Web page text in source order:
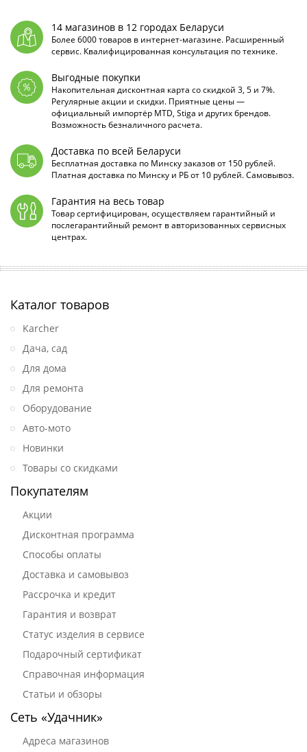
14 магазинов в 12 городах Беларуси
Более 6000 товаров в интернет-магазине. Расширенный
сервис. Квалифицированная консультация по технике.
Выгодные покупки
Накопительная дисконтная карта со скидкой 3, 5 и 7%.
Регулярные акции и скидки. Приятные цены —
официальный импортёр MTD, Stiga и других брендов.
Возможность безналичного расчета.
Доставка по всей Беларуси
Бесплатная доставка по Минску заказов от 150 рублей.
Платная доставка по Минску и РБ от 10 рублей. Самовывоз.
Гарантия на весь товар
Товар сертифицирован, осуществляем гарантийный и
послегарантийный ремонт в авторизованных сервисных
центрах.
Каталог товаров
Karcher
Дача, сад
Для дома
Для ремонта
Оборудование
Авто-мото
Новинки
Товары со скидками
Покупателям
Акции
Дисконтная программа
Способы оплаты
Доставка и самовывоз
Рассрочка и кредит
Гарантия и возврат
Статус изделия в сервисе
Подарочный сертификат
Справочная информация
Статьи и обзоры
Сеть «Удачник»
Адреса магазинов